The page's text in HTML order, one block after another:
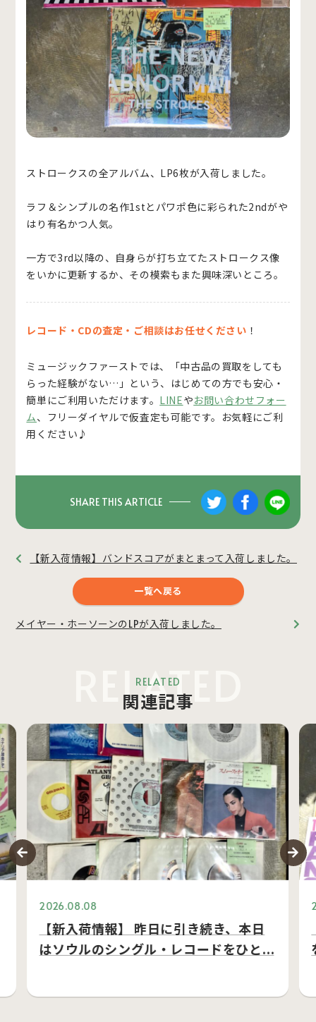
ストロークスの全アルバム、LP6枚が入荷しました。
ラフ＆シンプルの名作1stとパワポ色に彩られた2ndがや
はり有名かつ人気。
一方で3rd以降の、自身らが打ち立てたストロークス像
をいかに更新するか、その模索もまた興味深いところ。
レコード・CDの査定・ご相談はお任せください ！
ミュージックファーストでは、「中古品の買取をしても
らった経験がない…」という、はじめての方でも安心・
簡単にご利用いただけます。 LINEやお問い合わせフォー
ム、フリーダイヤルで仮査定も可能です。お気軽にご利
用ください♪
SHARE THIS ARTICLE
【新入荷情報】バンドスコアがまとまって入荷しました。
一覧へ戻る
メイヤー・ホーソーンのLPが入荷しました。
RELATED
RELATED
関連記事
2026.08.08
【新入荷情報】 昨日に引き続き、本日
はソウルのシングル・レコードをひと…